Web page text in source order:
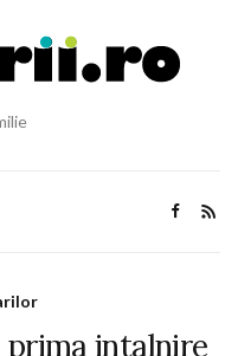
prima intalnire